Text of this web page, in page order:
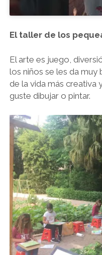
El taller de los
El arte es juego,
los niños se les da muy
de la vida más creativa
guste dibujar o pintar.